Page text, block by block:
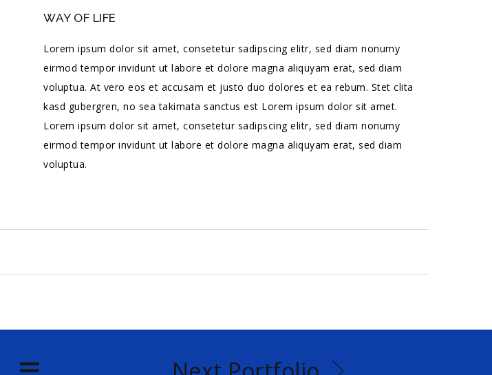
WAY OF LIFE
Lorem ipsum dolor sit amet, consetetur sadipscing elitr, sed diam nonumy
eirmod tempor invidunt ut labore et dolore magna aliquyam erat, sed diam
voluptua. At vero eos et accusam et justo duo dolores et ea rebum. Stet clita
kasd gubergren, no sea takimata sanctus est Lorem ipsum dolor sit amet.
Lorem ipsum dolor sit amet, consetetur sadipscing elitr, sed diam nonumy
eirmod tempor invidunt ut labore et dolore magna aliquyam erat, sed diam
voluptua.